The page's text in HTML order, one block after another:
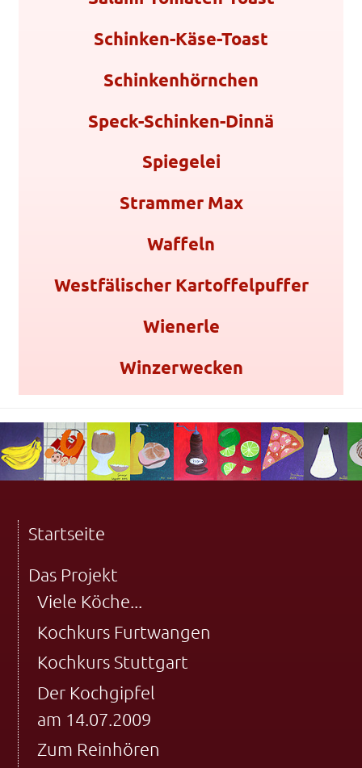
Schinken-Käse-Toast
Schinkenhörnchen
Speck-Schinken-Dinnä
Spiegelei
Strammer Max
Waffeln
Westfälischer Kartoffelpuffer
Wienerle
Winzerwecken
Startseite
Das Projekt
Viele Köche...
Kochkurs Furtwangen
Kochkurs Stuttgart
Der Kochgipfel
am 14.07.2009
Zum Reinhören